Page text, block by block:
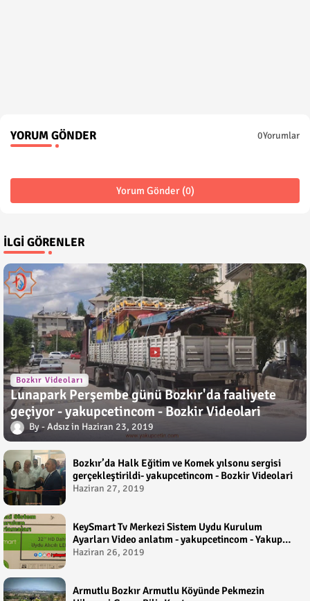
YORUM GÖNDER 0Yorumlar
Yorum Gönder (0)
İLGI GÖRENLER
Bozkır Videoları
Lunapark Perşembe günü Bozkır'da faaliyete
geçiyor - yakupcetincom - Bozkir Videolari
Adsız Haziran 23, 2019
Bozkır’da Halk Eğitim ve Komek yılsonu sergisi
gerçekleştirildi- yakupcetincom - Bozkir Videolari
Haziran 27, 2019
KeySmart Tv Merkezi Sistem Uydu Kurulum
Ayarları Video anlatım - yakupcetincom - Yakup
Çetin
Haziran 26, 2019
Armutlu Bozkır Armutlu Köyünde Pekmezin